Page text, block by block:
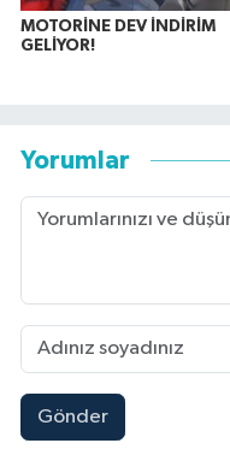
MOTORİNE DEV İNDİRİM
GELİYOR!
Yorumlar
Gönder